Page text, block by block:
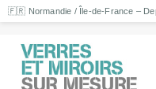
🇫🇷 Normandie / Île-de-France –